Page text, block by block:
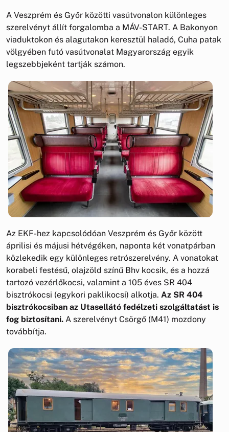
A Veszprém és Győr közötti vasútvonalon különleges
szerelvényt állít forgalomba a MÁV-START. A Bakonyon
viaduktokon és alagutakon keresztül haladó, Cuha patak
völgyében futó vasútvonalat Magyarország egyik
legszebbjeként tartják számon.
Az EKF-hez kapcsolódóan Veszprém és Győr között
áprilisi és májusi hétvégéken, naponta két vonatpárban
közlekedik egy különleges retrószerelvény. A vonatokat
korabeli festésű, olajzöld színű Bhv kocsik, és a hozzá
tartozó vezérlőkocsi, valamint a 105 éves SR 404
bisztrókocsi (egykori paklikocsi) alkotja. Az SR 404
bisztrókocsiban az Utasellátó fedélzeti szolgáltatást is
fog biztosítani. A szerelvényt Csörgő (M41) mozdony
továbbítja.